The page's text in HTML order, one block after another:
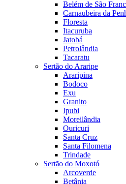
Belém de São
Carnaubeira da
Floresta
Itacuruba
Jatobá
Petrolândia
Tacaratu
Sertão do Araripe
Araripina
Bodoco
Exu
Granito
Ipubi
Moreilândia
Ouricuri
Santa Cruz
Santa Filomena
Trindade
Sertão do Moxotó
Arcoverde
Betânia